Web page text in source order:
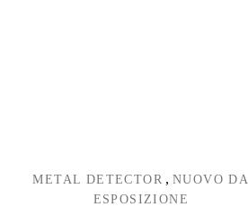
METAL DETECTOR , NUOVO DA
ESPOSIZIONE